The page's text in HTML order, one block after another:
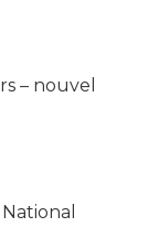
– nouvel